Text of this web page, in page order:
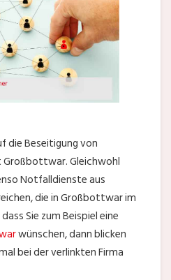
die Beseitigung von
Großbottwar. Gleichwohl
Notfalldienste aus
die in Großbottwar im
Sie zum Beispiel eine
wünschen, dann blicken
bei der verlinkten Firma